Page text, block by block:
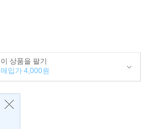
이 상품을 팔기
매입가 4,000원